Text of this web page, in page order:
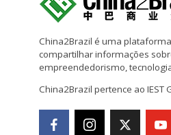
China2Brazil é uma
compartilhar informações
empreendedorismo,
China2Brazil pertence ao IEST